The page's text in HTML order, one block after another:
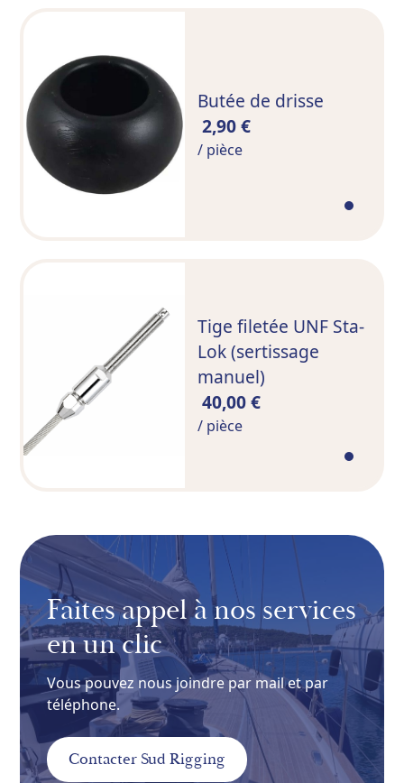
Butée de drisse
2,90 €
/ pièce
Tige filetée UNF Sta-
Lok (sertissage
manuel)
40,00 €
/ pièce
Faites appel à nos services
en un clic
Vous pouvez nous joindre par mail et par
téléphone.
Contacter Sud Rigging